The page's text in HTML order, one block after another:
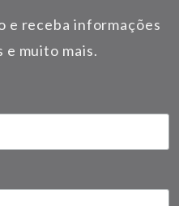
e receba informações
e muito mais.